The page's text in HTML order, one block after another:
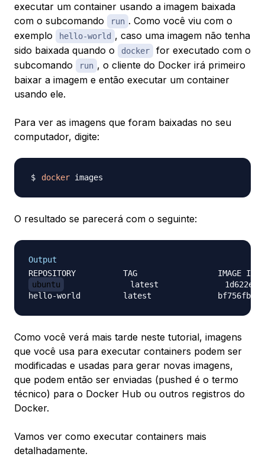
executar um container usando a imagem baixada
com o subcomando
run . Como você viu com o
exemplo
hello-world , caso uma imagem não tenha
sido baixada quando o
docker
for executado com o
subcomando
run , o cliente do Docker irá primeiro
baixar a imagem e então executar um container
usando ele.
Para ver as imagens que foram baixadas no seu
computador, digite:
docker
O resultado se parecerá com o seguinte:
Output
ubuntu
latest
Como você verá mais tarde neste tutorial, imagens
que você usa para executar containers podem ser
modificadas e usadas para gerar novas imagens,
que podem então ser enviadas (pushed é o termo
técnico) para o Docker Hub ou outros registros do
Docker.
Vamos ver como executar containers mais
detalhadamente.